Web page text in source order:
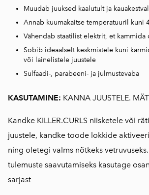
Muudab juuksed kaalutult ja
Annab kuumakaitse temperatuuril kuni
Vähendab staatilist elektrit, et kammida
Sobib ideaalselt keskmistele kuni
või lainelistele juustele
Sulfaadi-, parabeeni- ja julmustevaba
KASUTAMINE: KANNA JUUSTELE.
Kandke KILLER.CURLS niisketele või
juustele, kandke toode lokkide
ning oletegi valms nõtkeks
tulemuste saavutamiseks kasutage
sarjast